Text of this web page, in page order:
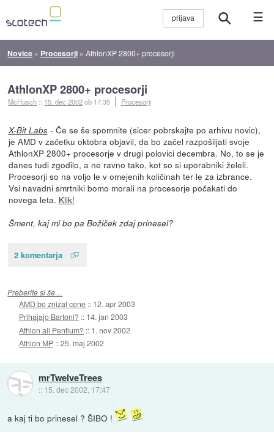
☰
Novice » Procesorji »AthlonXP 2800+ procesorji
AthlonXP 2800+ procesorji
McHusch :: 15. dec 2002ob 17:35 Procesorji
X-Bit Labs- Če se še spomnite (sicer pobrskajte po arhivu novic),
je AMD v začetku oktobra objavil, da bo začel razpošiljati svoje
AthlonXP 2800+ procesorje v drugi polovici decembra. No, to se je
danes tudi zgodilo, a ne ravno tako, kot so si uporabniki želeli.
Procesorji so na voljo le v omejenih količinah ter le za izbrance.
Vsi navadni smrtniki bomo morali na procesorje počakati do
novega leta. Klik!
Šment, kaj mi bo pa Božiček zdaj prinesel?
2 komentarja
Preberite si še…
AMD bo znižal cene :: 12. apr 2003
Prihajajo Bartoni? :: 14. jan 2003
Athlon ali Pentium? :: 1. nov 2002
Athlon MP ::25. maj 2002
mrTwelveTrees
:: 15. dec 2002, 17:47
a kaj ti bo prinesel ? ŠIBO !